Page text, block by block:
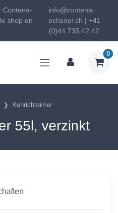
Contena-
shop en
info@contena-
ochsner.ch | +41
(0)44 735 42 42
0
Kehrichteimer
55l, verzinkt